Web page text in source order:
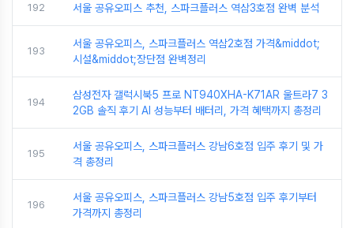
192 서울 공유오피스 추천, 스파크플러스 역삼3호점 완벽 분석
193
서울 공유오피스, 스파크플러스 역삼2호점 가격&middot;
시설&middot;장단점 완벽정리
194
삼성전자 갤럭시북5 프로 NT940XHA-K71AR 울트라7 3
2GB 솔직 후기 AI 성능부터 배터리, 가격 혜택까지 총정리
195
서울 공유오피스, 스파크플러스 강남6호점 입주 후기 및 가
격 총정리
196
서울 공유오피스, 스파크플러스 강남5호점 입주 후기부터
가격까지 총정리